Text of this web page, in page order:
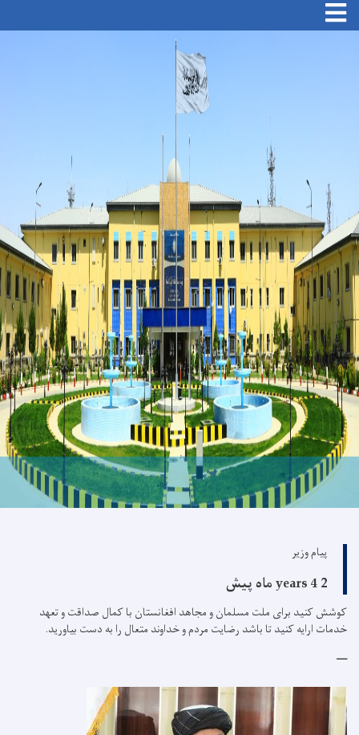
Skip
to
main
content
Toggle navigation
پیام وزیر
2 years 4 ماه پیش
کوشش کنید برای ملت مسلمان و مجاهد افغانستان با کمال صداقت و تعهد
خدمات ارایه کنید تا باشد رضایت مردم و خداوند متعال را به دست بیاورید.